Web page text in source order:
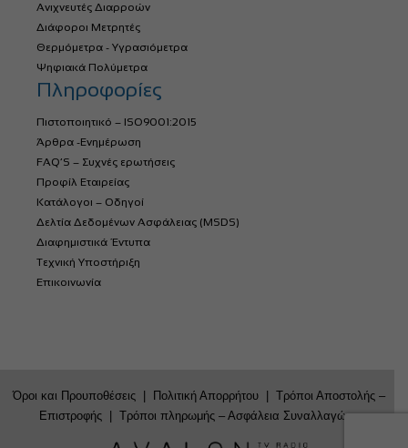
Ανιχνευτές Διαρροών
Διάφοροι Μετρητές
Θερμόμετρα - Υγρασιόμετρα
Ψηφιακά Πολύμετρα
Πληροφορίες
Πιστοποιητικό – ISO9001:2015
Άρθρα -Ενημέρωση
FAQ’S – Συχνές ερωτήσεις
Προφίλ Εταιρείας
Κατάλογοι – Οδηγοί
Δελτία Δεδομένων Ασφάλειας (MSDS)
Διαφημιστικά Έντυπα
Τεχνική Υποστήριξη
Επικοινωνία
Όροι και Προυποθέσεις Πολιτική Απορρήτου
Τρόποι Αποστολής –
Επιστροφής
Τρόποι πληρωμής – Ασφάλεια Συναλλαγών